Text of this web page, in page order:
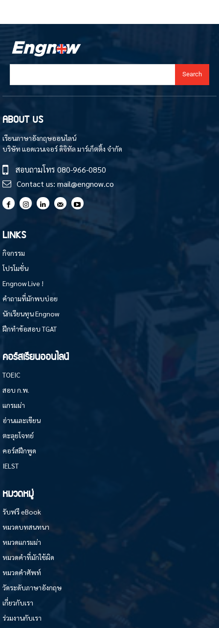
Search
ABOUT US
เรียนภาษาอังกฤษออนไลน์
บริษัท แอดเวนเจอร์ ดิจิทัล มาร์เก็ตติ้ง จำกัด
สอบถามโทร 080-966-0850
Contact us: mail@engnow.co
LINKS
กิจกรรม
โปรโมชั่น
Engnow Live !
คำถามที่มักพบบ่อย
นักเรียนทุน Engnow
ฝึกทำข้อสอบ TGAT
คอร์สเรียนออนไลน์
TOEIC
สอบ ก.พ.
แกรมม่า
อ่านและเขียน
ตะลุยโจทย์
คอร์สฝึกพูด
IELST
หมวดหมู่
รับฟรี eBook
หมวดบทสนทนา
หมวดแกรมม่า
หมวดคำที่มักใช้ผิด
หมวดคำศัพท์
วัดระดับภาษาอังกฤษ
เกี่ยวกับเรา
ร่วมงานกับเรา